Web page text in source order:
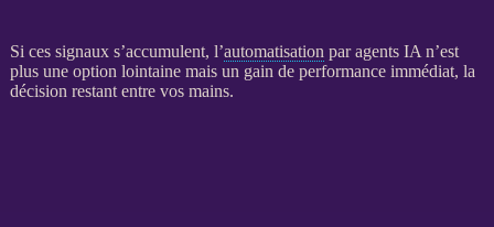
Si ces signaux s’accumulent, l’automatisation paragents IA n’est
plus une option lointaine mais un gain de performance immédiat, la
décision restant entre vos mains.